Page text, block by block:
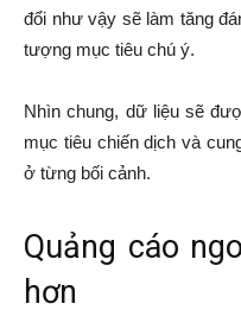
đổi như vậy sẽ làm tăng
tượng mục tiêu chú ý.
Nhìn chung, dữ liệu sẽ
mục tiêu chiến dịch và
ở từng bối cảnh.
Quảng cáo
hơn